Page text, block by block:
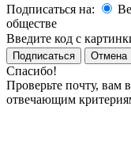
Подписаться на:
обществе
Введите код с
Подписаться
Отмена
Спасибо!
Проверьте почту, вам
отвечающим